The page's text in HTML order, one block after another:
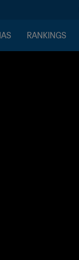
RANKINGS